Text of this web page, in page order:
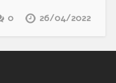
26/04/2022
0